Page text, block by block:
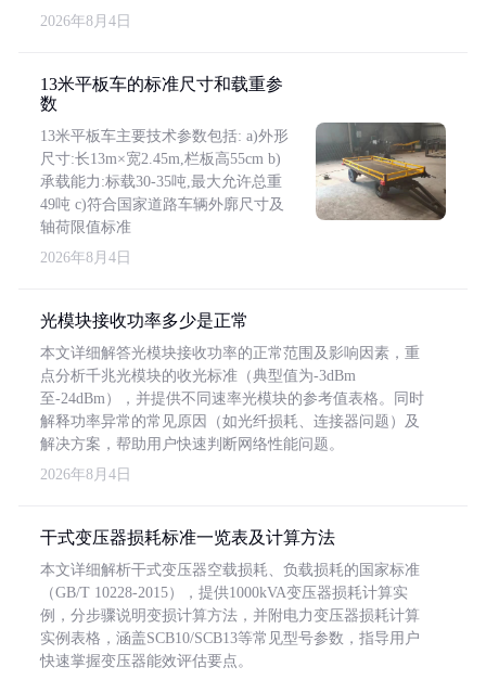
2026年8月4日
13米平板车的标准尺寸和载重参
数
13米平板车主要技术参数包括: a)外形
尺寸:长13m×宽2.45m,栏板高55cm b)
承载能力:标载30-35吨,最大允许总重
49吨 c)符合国家道路车辆外廓尺寸及
轴荷限值标准
2026年8月4日
光模块接收功率多少是正常
本文详细解答光模块接收功率的正常范围及影响因素，重
点分析千兆光模块的收光标准（典型值为-3dBm
至-24dBm），并提供不同速率光模块的参考值表格。同时
解释功率异常的常见原因（如光纤损耗、连接器问题）及
解决方案，帮助用户快速判断网络性能问题。
2026年8月4日
干式变压器损耗标准一览表及计算方法
本文详细解析干式变压器空载损耗、负载损耗的国家标准
（GB/T 10228-2015），提供1000kVA变压器损耗计算实
例，分步骤说明变损计算方法，并附电力变压器损耗计算
实例表格，涵盖SCB10/SCB13等常见型号参数，指导用户
快速掌握变压器能效评估要点。